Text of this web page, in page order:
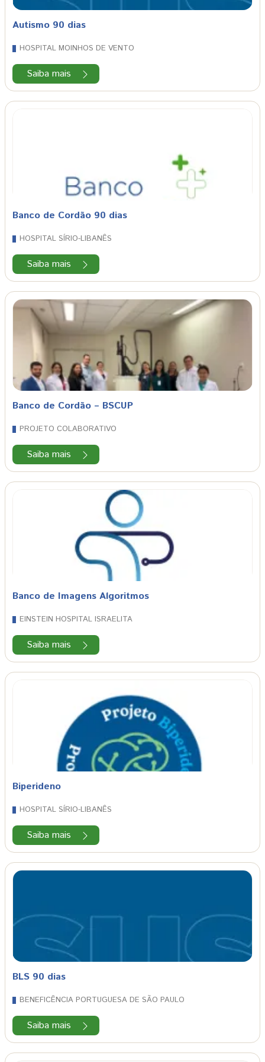
Autismo 90 dias
HOSPITAL MOINHOS DE VENTO
Saiba mais
Banco de Cordão 90 dias
HOSPITAL SÍRIO-LIBANÊS
Saiba mais
Banco de Cordão – BSCUP
PROJETO COLABORATIVO
Saiba mais
Banco de Imagens Algoritmos
EINSTEIN HOSPITAL ISRAELITA
Saiba mais
Biperideno
HOSPITAL SÍRIO-LIBANÊS
Saiba mais
BLS 90 dias
BENEFICÊNCIA PORTUGUESA DE SÃO PAULO
Saiba mais